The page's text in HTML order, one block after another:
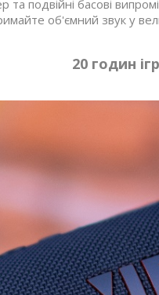
та подвійні басові
об'ємний звук у
20 годин